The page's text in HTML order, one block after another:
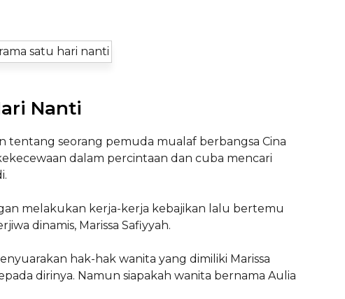
Nanti
tentang seorang pemuda mualaf berbangsa Cina
dalam percintaan dan cuba mencari
melakukan kerja-kerja kebajikan lalu bertemu
dinamis, Marissa Safiyyah.
hak-hak wanita yang dimiliki Marissa
dirinya. Namun siapakah wanita bernama Aulia